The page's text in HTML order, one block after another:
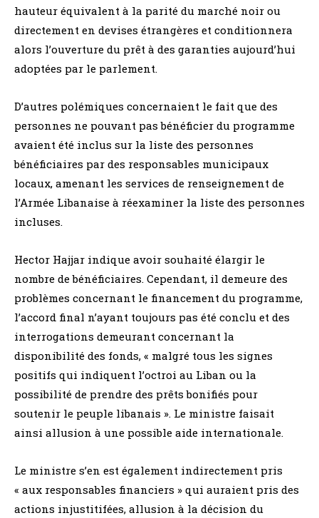
hauteur équivalent à la parité du marché noir ou
directement en devises étrangères et conditionnera
alors l’ouverture du prêt à des garanties aujourd’hui
adoptées par le parlement.
D’autres polémiques concernaient le fait que des
personnes ne pouvant pas bénéficier du programme
avaient été inclus sur la liste des personnes
bénéficiaires par des responsables municipaux
locaux, amenant les services de renseignement de
l’Armée Libanaise à réexaminer la liste des personnes
incluses.
Hector Hajjar indique avoir souhaité élargir le
nombre de bénéficiaires. Cependant, il demeure des
problèmes concernant le financement du programme,
l’accord final n’ayant toujours pas été conclu et des
interrogations demeurant concernant la
disponibilité des fonds, « malgré tous les signes
positifs qui indiquent l’octroi au Liban ou la
possibilité de prendre des prêts bonifiés pour
soutenir le peuple libanais ». Le ministre faisait
ainsi allusion à une possible aide internationale.
Le ministre s’en est également indirectement pris
« aux responsables financiers » qui auraient pris des
actions injustitifées, allusion à la décision du